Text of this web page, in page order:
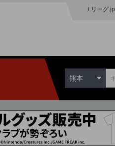
Ｊリーグ.jp
熊本